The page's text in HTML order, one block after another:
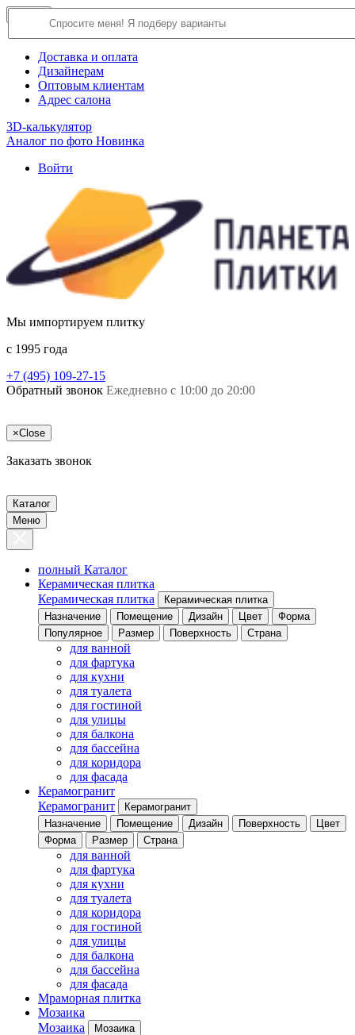
О компании
Доставка и оплата
Дизайнерам
Оптовым клиентам
Адрес салона
3D-калькулятор
Аналог по фото Новинка
Войти
Мы импортируем плитку
c 1995 года
+7 (495) 109-27-15
Обратный звонок Ежедневно с 10:00 до 20:00
×Close
Заказать звонок
Каталог
Меню
полный Каталог
Керамическая плитка
Керамическая плитка
Керамическая плитка
Назначение
Помещение Дизайн Цвет
Форма
Популярное
Размер Поверхность Страна
для ванной
для фартука
для кухни
для туалета
для гостиной
для улицы
для балкона
для бассейна
для коридора
для фасада
Керамогранит
Керамогранит
Керамогранит
Назначение
Помещение Дизайн Поверхность
Цвет
Форма
Размер Страна
для ванной
для фартука
для кухни
для туалета
для коридора
для гостиной
для улицы
для балкона
для бассейна
для фасада
Мраморная плитка
Мозаика
Мозаика
Мозаика